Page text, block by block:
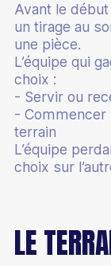
Stop aux
Bénévole
Avant le
un tirage au
une pièce.
L’équipe qui
choix :
- Servir ou
- Commencer
terrain
L’équipe
choix sur
LE